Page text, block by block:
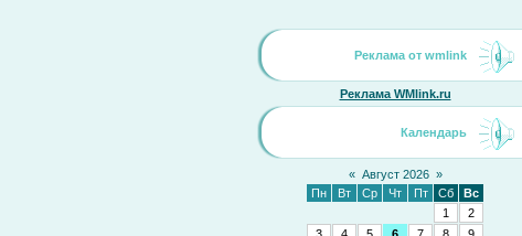
Реклама от wmlink
Реклама WMlink.ru
Календарь
« Август 2026 »
Пн
Вт Ср Чт Пт Сб
Вс
1
2